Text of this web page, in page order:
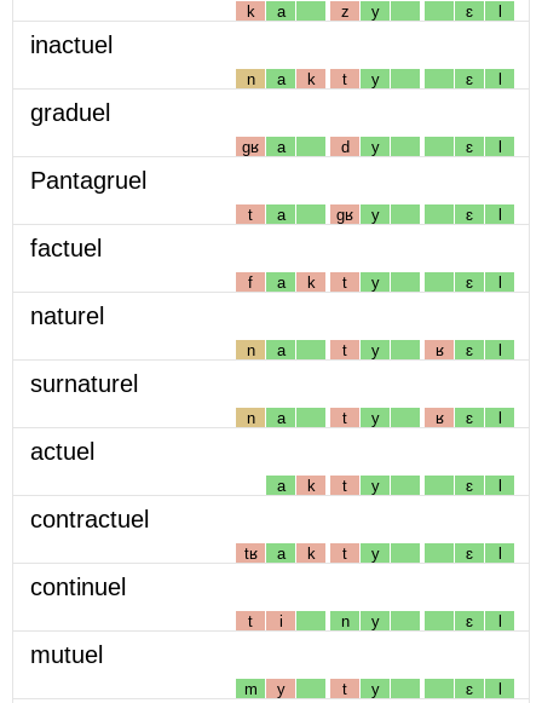
k a z y ɛ l
inactuel
n a k t y ɛ l
graduel
gʁ a d y ɛ l
Pantagruel
t a gʁ y ɛ l
factuel
f a k t y ɛ l
naturel
n a t y ʁ ɛ l
surnaturel
n a t y ʁ ɛ l
actuel
a k t y ɛ l
contractuel
tʁ a k t y ɛ l
continuel
t i n y ɛ l
mutuel
m y t y ɛ l